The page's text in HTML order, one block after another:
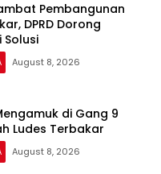
Pembangunan
DPRD Dorong
Solusi
August 8, 2026
di Gang 9
Ludes Terbakar
August 8, 2026